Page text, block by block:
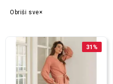
Obriši sve
31 %